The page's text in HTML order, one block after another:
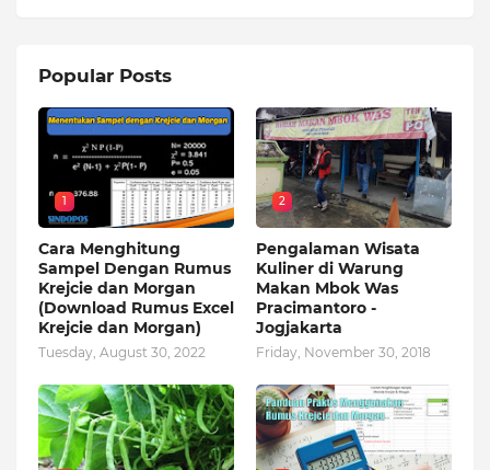
Popular Posts
1
Cara Menghitung
Sampel Dengan Rumus
Krejcie dan Morgan
(Download Rumus Excel
Krejcie dan Morgan)
Tuesday, August 30, 2022
2
Pengalaman Wisata
Kuliner di Warung
Makan Mbok Was
Pracimantoro -
Jogjakarta
Friday, November 30, 2018